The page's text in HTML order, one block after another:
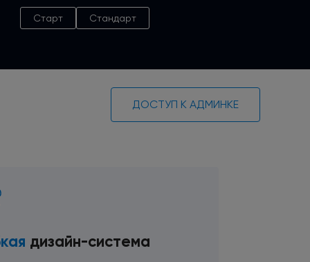
Старт Стандарт
ДОСТУП К АДМИНКЕ
дизайн-система